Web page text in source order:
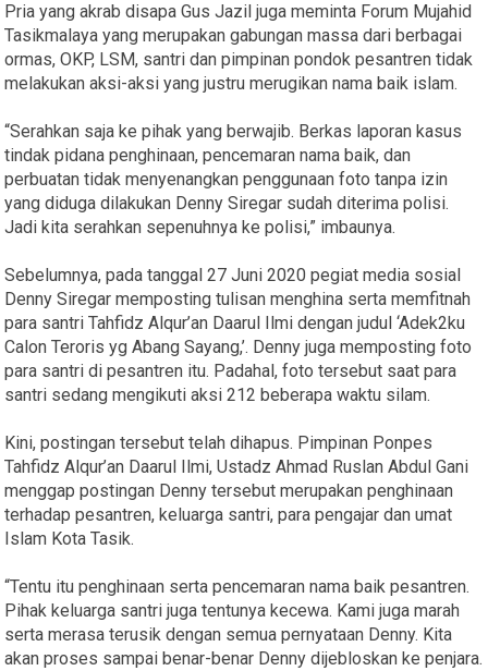
Pria yang akrab disapa Gus Jazil juga meminta Forum Mujahid
Tasikmalaya yang merupakan gabungan massa dari berbagai
ormas, OKP, LSM, santri dan pimpinan pondok pesantren tidak
melakukan aksi-aksi yang justru merugikan nama baik islam.
“Serahkan saja ke pihak yang berwajib. Berkas laporan kasus
tindak pidana penghinaan, pencemaran nama baik, dan
perbuatan tidak menyenangkan penggunaan foto tanpa izin
yang diduga dilakukan Denny Siregar sudah diterima polisi.
Jadi kita serahkan sepenuhnya ke polisi,” imbaunya.
Sebelumnya, pada tanggal 27 Juni 2020 pegiat media sosial
Denny Siregar memposting tulisan menghina serta memfitnah
para santri Tahfidz Alqur’an Daarul Ilmi dengan judul ‘Adek2ku
Calon Teroris yg Abang Sayang,’. Denny juga memposting foto
para santri di pesantren itu. Padahal, foto tersebut saat para
santri sedang mengikuti aksi 212 beberapa waktu silam.
Kini, postingan tersebut telah dihapus. Pimpinan Ponpes
Tahfidz Alqur’an Daarul Ilmi, Ustadz Ahmad Ruslan Abdul Gani
menggap postingan Denny tersebut merupakan penghinaan
terhadap pesantren, keluarga santri, para pengajar dan umat
Islam Kota Tasik.
“Tentu itu penghinaan serta pencemaran nama baik pesantren.
Pihak keluarga santri juga tentunya kecewa. Kami juga marah
serta merasa terusik dengan semua pernyataan Denny. Kita
akan proses sampai benar-benar Denny dijebloskan ke penjara.